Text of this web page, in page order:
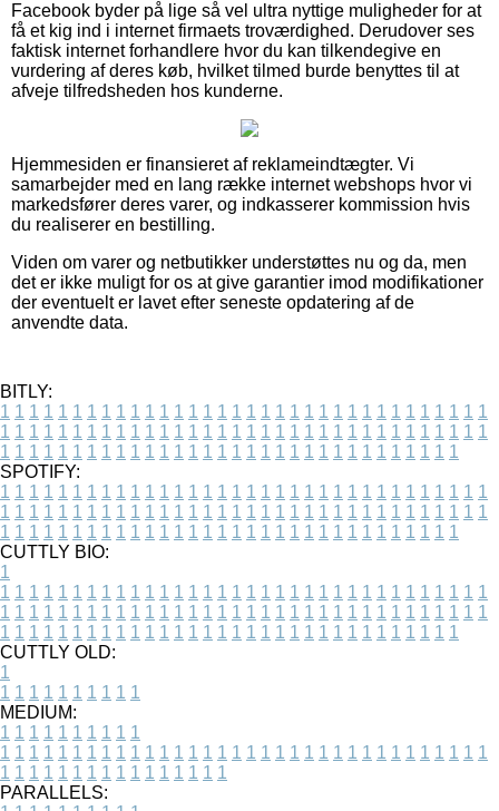
Facebook byder på lige så vel ultra nyttige muligheder for at
få et kig ind i internet firmaets troværdighed. Derudover ses
faktisk internet forhandlere hvor du kan tilkendegive en
vurdering af deres køb, hvilket tilmed burde benyttes til at
afveje tilfredsheden hos kunderne.
Hjemmesiden er finansieret af reklameindtægter. Vi
samarbejder med en lang række internet webshops hvor vi
markedsfører deres varer, og indkasserer kommission hvis
du realiserer en bestilling.
Viden om varer og netbutikker understøttes nu og da, men
det er ikke muligt for os at give garantier imod modifikationer
der eventuelt er lavet efter seneste opdatering af de
anvendte data.
BITLY:
1 1 1 1 1 1 1 1 1 1 1 1 1 1 1 1 1 1 1 1 1 1 1 1 1 1 1 1 1 1 1 1 1 1
1 1 1 1 1 1 1 1 1 1 1 1 1 1 1 1 1 1 1 1 1 1 1 1 1 1 1 1 1 1 1 1 1 1
1 1 1 1 1 1 1 1 1 1 1 1 1 1 1 1 1 1 1 1 1 1 1 1 1 1 1 1 1 1 1 1
SPOTIFY:
1 1 1 1 1 1 1 1 1 1 1 1 1 1 1 1 1 1 1 1 1 1 1 1 1 1 1 1 1 1 1 1 1 1
1 1 1 1 1 1 1 1 1 1 1 1 1 1 1 1 1 1 1 1 1 1 1 1 1 1 1 1 1 1 1 1 1 1
1 1 1 1 1 1 1 1 1 1 1 1 1 1 1 1 1 1 1 1 1 1 1 1 1 1 1 1 1 1 1 1
CUTTLY BIO:
1
1 1 1 1 1 1 1 1 1 1 1 1 1 1 1 1 1 1 1 1 1 1 1 1 1 1 1 1 1 1 1 1 1 1
1 1 1 1 1 1 1 1 1 1 1 1 1 1 1 1 1 1 1 1 1 1 1 1 1 1 1 1 1 1 1 1 1 1
1 1 1 1 1 1 1 1 1 1 1 1 1 1 1 1 1 1 1 1 1 1 1 1 1 1 1 1 1 1 1 1
CUTTLY OLD:
1
1 1 1 1 1 1 1 1 1 1
MEDIUM:
1 1 1 1 1 1 1 1 1 1
1 1 1 1 1 1 1 1 1 1 1 1 1 1 1 1 1 1 1 1 1 1 1 1 1 1 1 1 1 1 1 1 1 1
1 1 1 1 1 1 1 1 1 1 1 1 1 1 1 1
PARALLELS: